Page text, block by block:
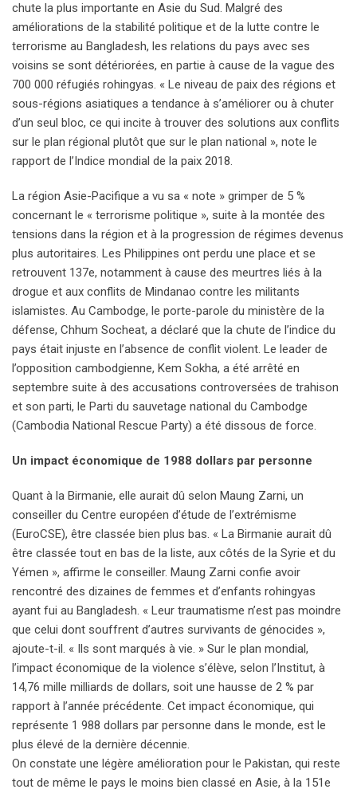
chute la plus importante en Asie du Sud. Malgré des
améliorations de la stabilité politique et de la lutte contre le
terrorisme au Bangladesh, les relations du pays avec ses
voisins se sont détériorées, en partie à cause de la vague des
700 000 réfugiés rohingyas. « Le niveau de paix des régions et
sous-régions asiatiques a tendance à s’améliorer ou à chuter
d’un seul bloc, ce qui incite à trouver des solutions aux conflits
sur le plan régional plutôt que sur le plan national », note le
rapport de l’Indice mondial de la paix 2018.
La région Asie-Pacifique a vu sa « note » grimper de 5 %
concernant le « terrorisme politique », suite à la montée des
tensions dans la région et à la progression de régimes devenus
plus autoritaires. Les Philippines ont perdu une place et se
retrouvent 137e, notamment à cause des meurtres liés à la
drogue et aux conflits de Mindanao contre les militants
islamistes. Au Cambodge, le porte-parole du ministère de la
défense, Chhum Socheat, a déclaré que la chute de l’indice du
pays était injuste en l’absence de conflit violent. Le leader de
l’opposition cambodgienne, Kem Sokha, a été arrêté en
septembre suite à des accusations controversées de trahison
et son parti, le Parti du sauvetage national du Cambodge
(Cambodia National Rescue Party) a été dissous de force.
Un impact économique de 1988 dollars par personne
Quant à la Birmanie, elle aurait dû selon Maung Zarni, un
conseiller du Centre européen d’étude de l’extrémisme
(EuroCSE), être classée bien plus bas. « La Birmanie aurait dû
être classée tout en bas de la liste, aux côtés de la Syrie et du
Yémen », affirme le conseiller. Maung Zarni confie avoir
rencontré des dizaines de femmes et d’enfants rohingyas
ayant fui au Bangladesh. « Leur traumatisme n’est pas moindre
que celui dont souffrent d’autres survivants de génocides »,
ajoute-t-il. « Ils sont marqués à vie. » Sur le plan mondial,
l’impact économique de la violence s’élève, selon l’Institut, à
14,76 mille milliards de dollars, soit une hausse de 2 % par
rapport à l’année précédente. Cet impact économique, qui
représente 1 988 dollars par personne dans le monde, est le
plus élevé de la dernière décennie.
On constate une légère amélioration pour le Pakistan, qui reste
tout de même le pays le moins bien classé en Asie, à la 151e